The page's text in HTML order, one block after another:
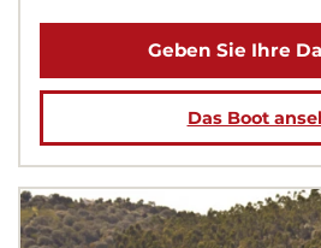
Geben Sie Ihre
Das Boot